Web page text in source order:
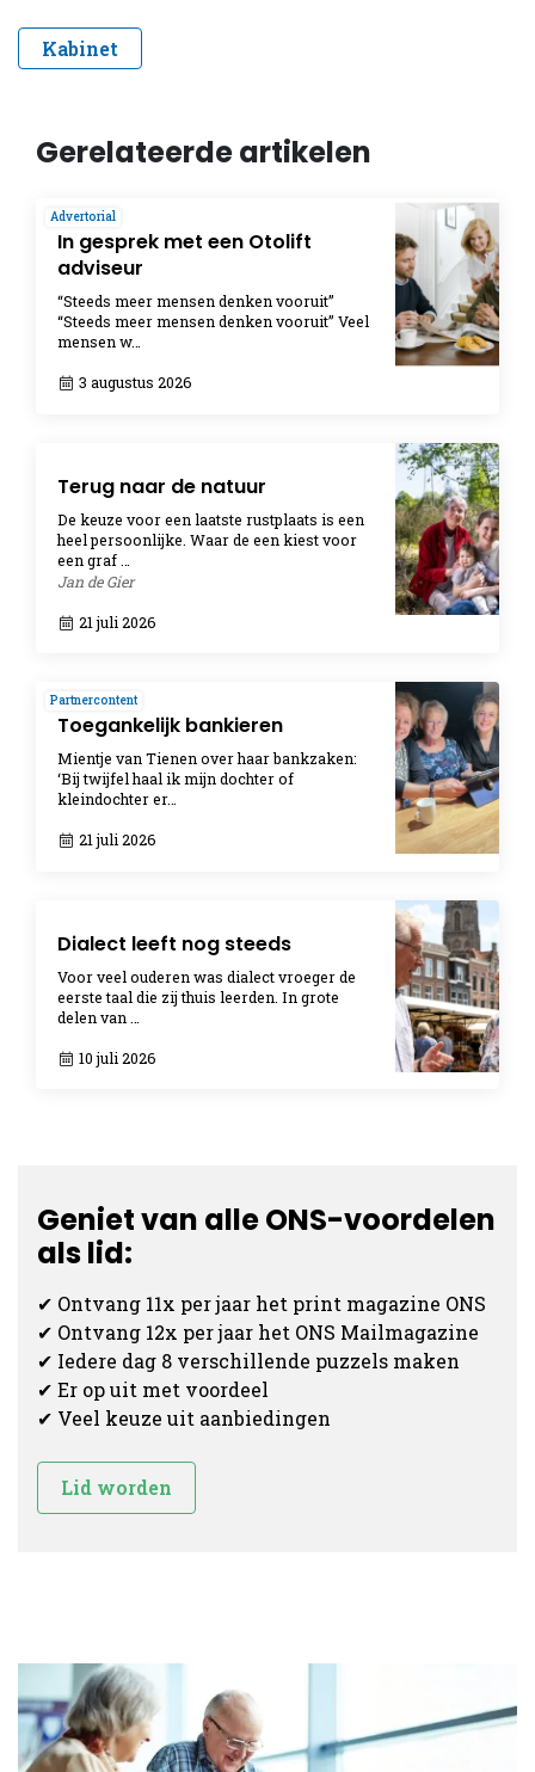
Kabinet
Gerelateerde artikelen
In gesprek met een Otolift
adviseur
“Steeds meer mensen denken vooruit”
“Steeds meer mensen denken vooruit” Veel
mensen w…
3 augustus 2026
Advertorial
Terug naar de natuur
De keuze voor een laatste rustplaats is een
heel persoonlijke. Waar de een kiest voor
een graf …
Jan de Gier
21 juli 2026
Toegankelijk bankieren
Mientje van Tienen over haar bankzaken:
‘Bij twijfel haal ik mijn dochter of
kleindochter er…
21 juli 2026
Partnercontent
Dialect leeft nog steeds
Voor veel ouderen was dialect vroeger de
eerste taal die zij thuis leerden. In grote
delen van …
10 juli 2026
Geniet van alle ONS-voordelen
als lid:
✔ Ontvang 11x per jaar het print magazine ONS
✔ Ontvang 12x per jaar het ONS Mailmagazine
✔ Iedere dag 8 verschillende puzzels maken
✔ Er op uit met voordeel
✔ Veel keuze uit aanbiedingen
Lid worden